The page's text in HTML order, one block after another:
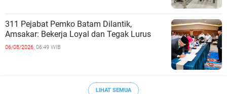
311 Pejabat Pemko Batam Dilantik,
Amsakar: Bekerja Loyal dan Tegak Lurus
06/08/2026, 06:49 WIB
LIHAT SEMUA